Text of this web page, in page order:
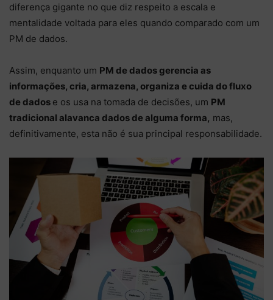
diferença gigante no que diz respeito a escala e
mentalidade voltada para eles quando comparado com um
PM de dados.
Assim, enquanto um PM de dados gerencia as
informações, cria, armazena, organiza e cuida do fluxo
de dados e os usa na tomada de decisões, um PM
tradicional alavanca dados de alguma forma, mas,
definitivamente, esta não é sua principal responsabilidade.